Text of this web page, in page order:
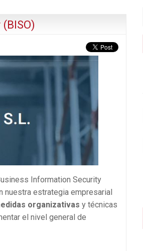
Information Security
nuestra estrategia empresarial
organizativas y técnicas
el nivel general de